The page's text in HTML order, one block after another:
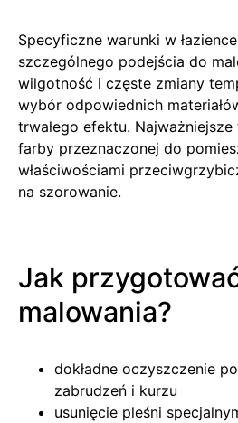
Specyficzne warunki w
szczególnego podejścia do
wilgotność i częste zmiany
wybór odpowiednich
trwałego efektu.
farby przeznaczonej do
właściwościami
na szorowanie.
Jak
malowania?
dokładne oczyszczenie
zabrudzeń i kurzu
usunięcie pleśni